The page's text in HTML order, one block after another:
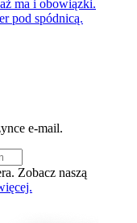
ma i obowiązki.
pod spódnicą.
e-mail.
Zobacz naszą